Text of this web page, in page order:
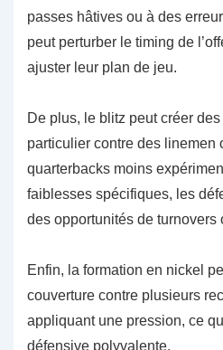
passes hâtives ou à des
peut perturber le timing de
ajuster leur plan de jeu.
De plus, le blitz peut créer
particulier contre des linemen
quarterbacks moins
faiblesses spécifiques, les
des opportunités de turnovers
Enfin, la formation en nickel
couverture contre plusieurs
appliquant une pression, ce
défensive polyvalente.